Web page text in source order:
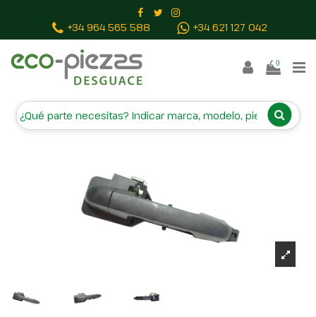
+34 964 565 588 +34 621 127 042
0
MANETA EXTERIOR DELANTERA